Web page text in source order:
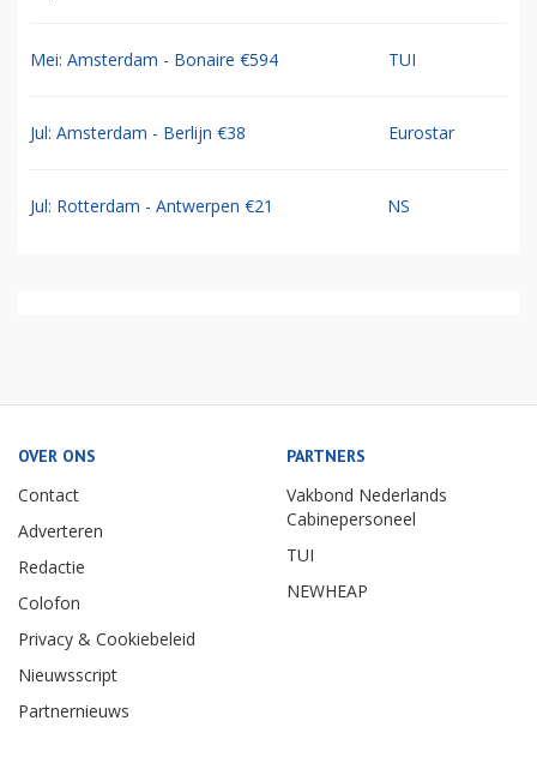
Mei: Amsterdam - Bonaire €594 TUI
Jul: Amsterdam - Berlijn €38 Eurostar
Jul: Rotterdam - Antwerpen €21 NS
OVER ONS
Contact
Adverteren
Redactie
Colofon
Privacy & Cookiebeleid
Nieuwsscript
Partnernieuws
PARTNERS
Vakbond Nederlands
Cabinepersoneel
TUI
NEWHEAP